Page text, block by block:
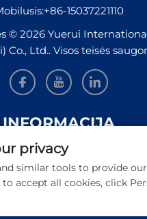
+86-15037221110
© 2026 Yuerui
Co., Ltd.. Visos teisės
INFORMACIJA
kad gautumėte mūsų
naujienlaiškį
privacy
similar tools to provide our
accept all cookies, click